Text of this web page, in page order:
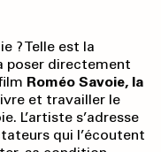
? Telle est la
poser directement
Roméo Savoie, la
et travailler le
L’artiste s’adresse
qui l’écoutent